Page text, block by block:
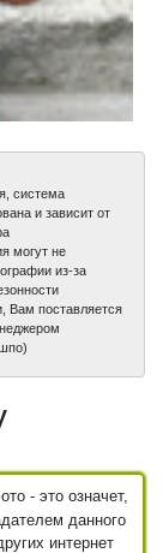
система
и зависит от
могут не
из-за
Вам поставляется
- это означет,
данного
интернет